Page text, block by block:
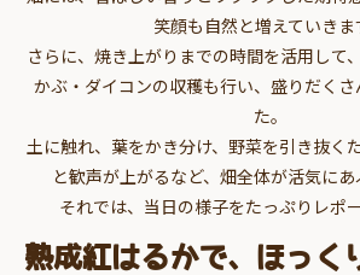
笑顔も自然と増えていきま
さらに、焼き上がりまでの時間を活用して
かぶ・ダイコンの収穫も行い、盛りだく
た。
土に触れ、葉をかき分け、野菜を引き抜く
と歓声が上がるなど、畑全体が活気にあ
それでは、当日の様子をたっぷりレポ
熟成紅はるかで、ほっく